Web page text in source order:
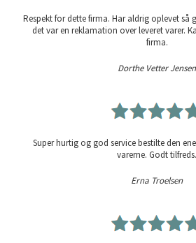
Respekt for dette firma. Har aldrig oplevet så
det var en reklamation over leveret varer.
firma.
Dorthe Vetter Jensen
Super hurtig og god service bestilte den
varerne. Godt tilfreds.
Erna Troelsen